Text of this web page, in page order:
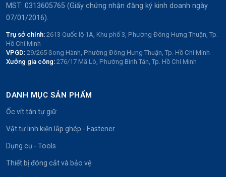
MST: 0313605765 (Giấy chứng nhận đăng ký kinh doanh ngày
07/01/2016).
Trụ sở chính: 2613 Quốc lộ 1A, Khu phố 3, Phường Đông Hưng Thuận, Tp.
Hồ Chí Minh
VPGD: 29/265 Song Hành, Phường Đông Hưng Thuận, Tp. Hồ Chí Minh
Xưởng gia công: 276/17 Mã Lò, Phường Bình Tân, Tp. Hồ Chí Minh
DANH MỤC SẢN PHẨM
Ốc vít tán tự giữ
Vật tư linh kiện lắp ghép - Fastener
Dụng cụ - Tools
Thiết bị đóng cắt và bảo vệ